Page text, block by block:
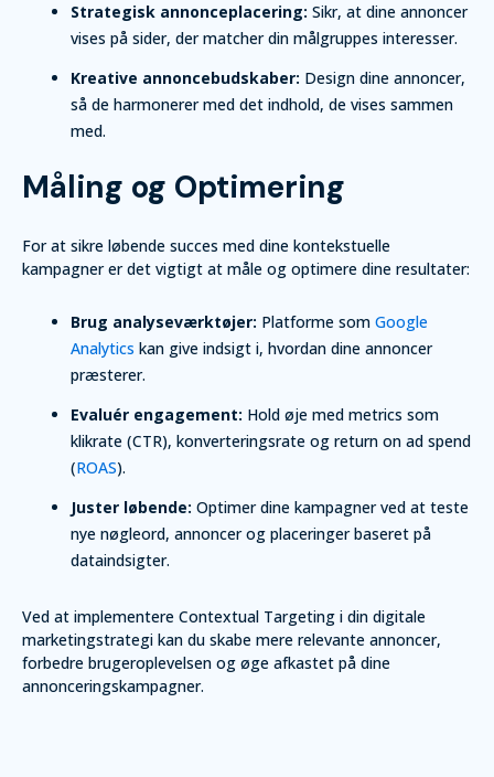
Strategisk annonceplacering: Sikr, at dine annoncer
vises på sider, der matcher din målgruppes interesser.
Kreative annoncebudskaber: Design dine annoncer,
så de harmonerer med det indhold, de vises sammen
med.
Måling og Optimering
For at sikre løbende succes med dine kontekstuelle
kampagner er det vigtigt at måle og optimere dine resultater:
Brug analyseværktøjer: Platforme som Google
Analytics kan give indsigt i, hvordan dine annoncer
præsterer.
Evaluér engagement: Hold øje med metrics som
klikrate (CTR), konverteringsrate og return on ad spend
(ROAS).
Juster løbende: Optimer dine kampagner ved at teste
nye nøgleord, annoncer og placeringer baseret på
dataindsigter.
Ved at implementere Contextual Targeting i din digitale
marketingstrategi kan du skabe mere relevante annoncer,
forbedre brugeroplevelsen og øge afkastet på dine
annonceringskampagner.